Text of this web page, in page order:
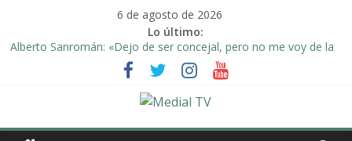
contenido
6 de agosto de 2026
Lo último:
Alberto Sanromán: «Dejo de ser concejal, pero no me voy de la
Deporte y solidaridad, de la mano una vez más en Arahal
El emotivo agradecimiento de la familia afectada por el incendio
Convocado nuevo pleno ordinario del Ayuntamiento de Arahal
Medial